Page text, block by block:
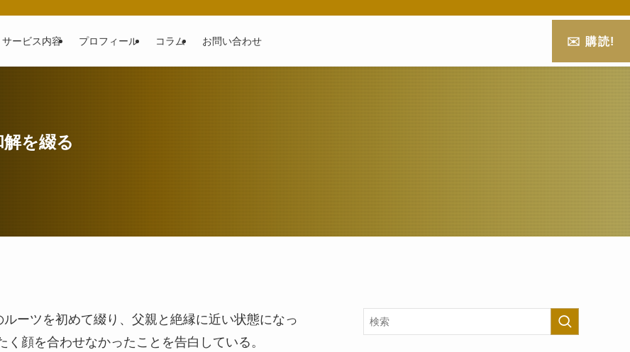
✉️ 購読!
サービス内容 プロフィール コラム お問い合わせ
解を綴る
ーツを初めて綴り、父親と絶縁に近い状態になっ
顔を合わせなかったことを告白している。